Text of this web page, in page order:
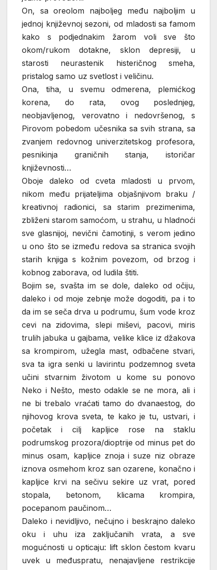
On, sa oreolom najboljeg među najboljim u
jednoj književnoj sezoni, od mladosti sa famom
kako s podjednakim žarom voli sve što
okom/rukom dotakne, sklon depresiji, u
starosti neurastenik histeričnog smeha,
pristalog samo uz svetlost i veličinu.
Ona, tiha, u svemu odmerena, plemićkog
korena, do rata, ovog poslednjeg,
neobjavljenog, verovatno i nedovršenog, s
Pirovom pobedom učesnika sa svih strana, sa
zvanjem redovnog univerzitetskog profesora,
pesnikinja graničnih stanja, istoričar
književnosti…
Oboje daleko od cveta mladosti u prvom,
nikom među prijateljima objašnjivom braku /
kreativnoj radionici, sa starim prezimenima,
zbliženi starom samoćom, u strahu, u hladnoći
sve glasnijoj, nevični čamotinji, s verom jedino
u ono što se između redova sa stranica svojih
starih knjiga s kožnim povezom, od brzog i
kobnog zaborava, od ludila štiti.
Bojim se, svašta im se dole, daleko od očiju,
daleko i od moje zebnje može dogoditi, pa i to
da im se seča drva u podrumu, šum vode kroz
cevi na zidovima, slepi miševi, pacovi, miris
trulih jabuka u gajbama, velike klice iz džakova
sa krompirom, užegla mast, odbačene stvari,
sva ta igra senki u lavirintu podzemnog sveta
učini stvarnim životom u kome su ponovo
Neko i Nešto, mesto odakle se ne mora, ali i
ne bi trebalo vraćati tamo do dvanaestog, do
njihovog krova sveta, te kako je tu, ustvari, i
početak i cilj kapljice rose na staklu
podrumskog prozora/dioptrije od minus pet do
minus osam, kapljice znoja i suze niz obraze
iznova osmehom kroz san ozarene, konačno i
kapljice krvi na sečivu sekire uz vrat, pored
stopala, betonom, klicama krompira,
pocepanom paučinom…
Daleko i nevidljivo, nečujno i beskrajno daleko
oku i uhu iza zaključanih vrata, a sve
mogućnosti u opticaju: lift sklon čestom kvaru
uvek u međuspratu, nenajavljene restrikcije